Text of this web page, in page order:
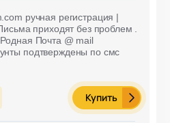
ручная регистрация |
приходят без проблем .
Почта @ mail
подтверждены по смс
Купить